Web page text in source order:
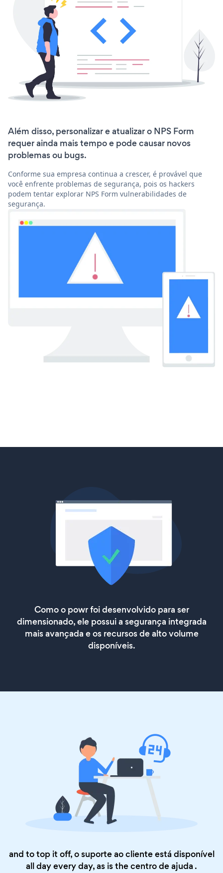
Além disso, personalizar e atualizar o NPS Form
requer ainda mais tempo e pode causar novos
problemas ou bugs.
Conforme sua empresa continua a crescer, é provável que
você enfrente problemas de segurança, pois os hackers
podem tentar explorar NPS Form vulnerabilidades de
segurança.
Como o powr foi desenvolvido para ser
dimensionado, ele possui a segurança integrada
mais avançada e os recursos de alto volume
disponíveis.
and to top it off, o suporte ao cliente está disponível
all day every day, as is thecentro de ajuda .